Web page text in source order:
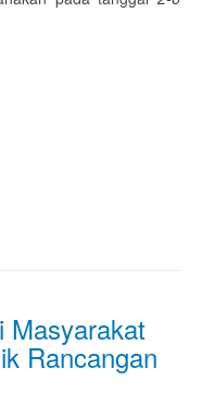
Masyarakat
Rancangan